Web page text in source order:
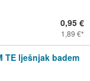
0,95 €
1,89 €
TE lješnjak badem